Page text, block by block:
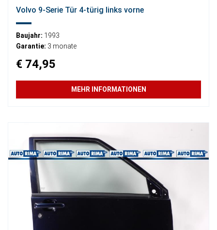
Volvo 9-Serie Tür 4-türig links vorne
Baujahr: 1993
Garantie: 3 monate
€ 74,95
MEHR INFORMATIONEN